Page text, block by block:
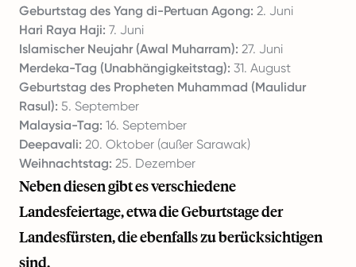
Geburtstag des Yang di-Pertuan Agong: 2. Juni
Hari Raya Haji: 7. Juni
Islamischer Neujahr (Awal Muharram): 27. Juni
Merdeka-Tag (Unabhängigkeitstag): 31. August
Geburtstag des Propheten Muhammad (Maulidur
Rasul): 5. September
Malaysia-Tag: 16. September
Deepavali: 20. Oktober (außer Sarawak)
Weihnachtstag: 25. Dezember
Neben diesen gibt es verschiedene
Landesfeiertage, etwa die Geburtstage der
Landesfürsten, die ebenfalls zu berücksichtigen
sind.